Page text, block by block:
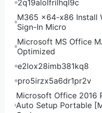
2q19alolfrilhql9c
M365 x64-x86 Install
Sign-In Micro
Microsoft MS Office
Optimized
e2lox28imb381kq8
pro5irzx5a6dr1pr2v
Microsoft Office 2016
Auto Setup Portable